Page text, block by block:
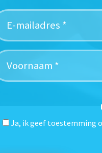
Ja, ik geef toestemming